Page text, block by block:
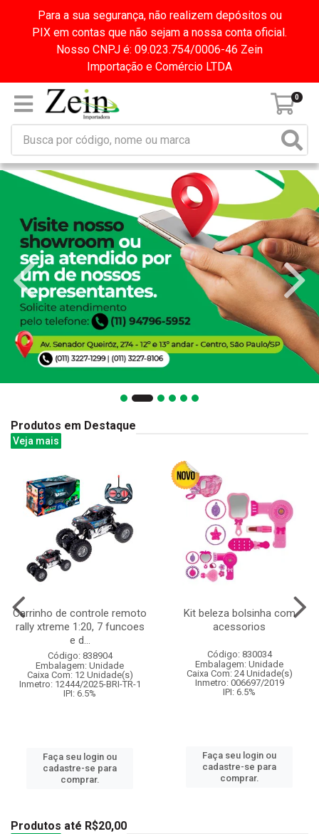
Para a sua segurança, não realizem depósitos ou
PIX em contas que não sejam a nossa conta oficial.
Nosso CNPJ é: 09.023.754/0006-46 Zein
Importação e Comércio LTDA
0
Produtos em Destaque
Veja mais
Carrinho de controle remoto
rally xtreme 1:20, 7 funcoes
e d...
Código: 838904
Embalagem: Unidade
Caixa Com: 12 Unidade(s)
Inmetro: 12444/2025-BRI-TR-1
IPI: 6.5%
Faça seu login ou
cadastre-se para
comprar.
Kit beleza bolsinha com
acessorios
Código: 830034
Embalagem: Unidade
Caixa Com: 24 Unidade(s)
Inmetro: 006697/2019
IPI: 6.5%
Faça seu login ou
cadastre-se para
comprar.
Produtos até R$20,00